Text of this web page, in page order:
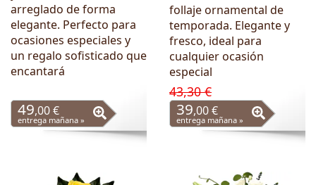
arreglado de forma
elegante. Perfecto para
ocasiones especiales y
un regalo sofisticado que
encantará
49,00 €
entrega mañana »
follaje ornamental de
temporada. Elegante y
fresco, ideal para
cualquier ocasión
especial
43,30 €
39,00 €
entrega mañana »